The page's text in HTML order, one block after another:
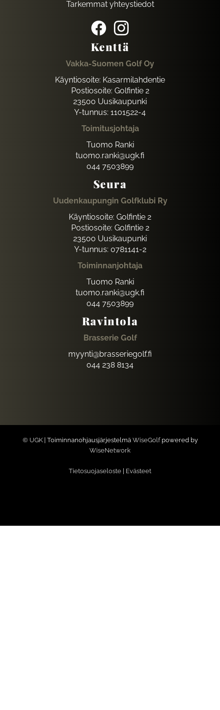
Tarkemmat yhteystiedot
Kenttä
Vakka-Suomen Golf Oy
Käyntiosoite: Kasarmilahdentie
Postiosoite: Golfintie 2
23500 Uusikaupunki
Y-tunnus: 1101522-4
Toimitusjohtaja
Tuomo Ranki
tuomo.ranki@ugk.fi
044 7503899
Seura
Uudenkaupungin Golfklubi Ry
Käyntiosoite: Golfintie 2
Postiosoite: Golfintie 2
23500 Uusikaupunki
Y-tunnus: 0781141-2
Toiminnanjohtaja
Tuomo Ranki
tuomo.ranki@ugk.fi
044 7503899
Ravintola
Brasserie Golf
myynti@brasseriegolf.fi
044 238 8134
© UGK| Toiminnanohjausjärjestelmä WiseGolfpowered by
WiseNetwork
Tietosuojaseloste Evästeet